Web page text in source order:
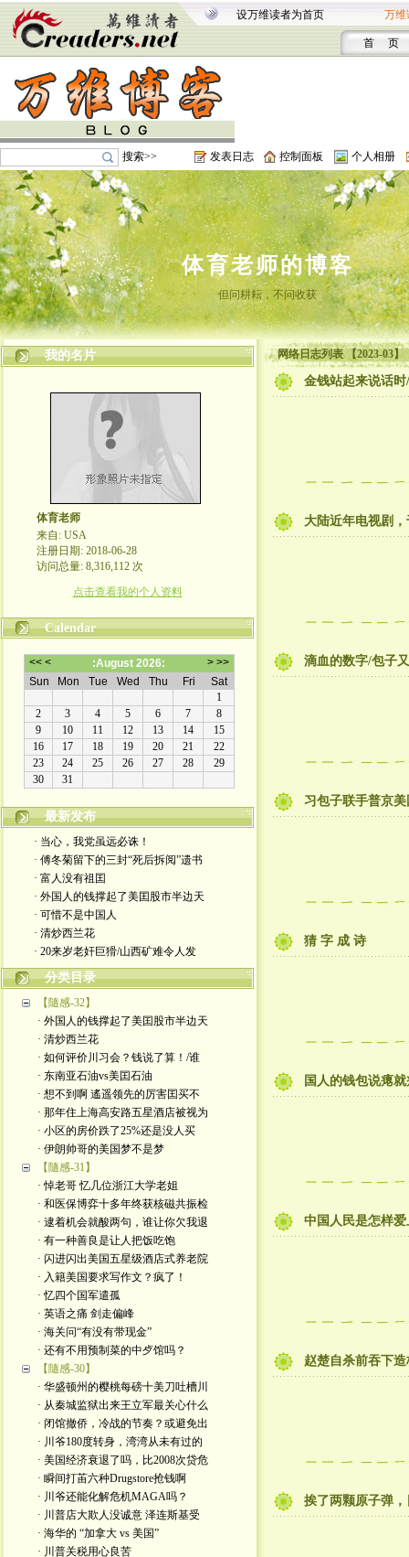
设万维读者为首页 万维
首 页
搜索>> 发表日志 控制面板 个人相册
体育老师的博客
但问耕耘，不问收获
我的名片
体育老师
来自: USA
注册日期: 2018-06-28
访问总量: 8,316,112 次
点击查看我的个人资料
Calendar
最新发布
· 当心，我党虽远必诛！
· 傅冬菊留下的三封“死后拆阅”遗书
· 富人没有祖囯
· 外国人的钱撑起了美囯股市半边天
· 可惜不是中国人
· 清炒西兰花
· 20来岁老奸巨猾/山西矿难令人发
分类目录
【隨感-32】
· 外国人的钱撑起了美囯股市半边天
· 清炒西兰花
· 如何评价川习会？钱说了算！/谁
· 东南亚石油vs美囯石油
· 想不到啊 遙遥领先的厉害囯买不
· 那年住上海高安路五星酒店被视为
· 小区的房价跌了25%还是没人买
· 伊朗帅哥的美国梦不是梦
【隨感-31】
· 悼老哥 忆几位浙江大学老姐
· 和医保博弈十多年终获核磁共振检
· 逮着机会就酸两句，谁让你欠我退
· 有一种善良是让人把饭吃饱
· 闪进闪出美国五星级酒店式养老院
· 入籍美国要求写作文？疯了！
· 忆四个国军遣孤
· 英语之痛 剑走偏峰
· 海关问“有没有带现金”
· 还有不用预制菜的中歺馆吗？
【隨感-30】
· 华盛顿州的樱桃每磅十美刀吐槽川
· 从秦城监狱出来王立军最关心什么
· 闭馆撤侨，冷战的节奏？或避免出
· 川爷180度转身，湾湾从未有过的
· 美国经济衰退了吗，比2008次贷危
· 瞬间打苖六种Drugstore抢钱啊
· 川爷还能化解危机MAGA吗？
· 川普店大欺人没诚意 泽连斯基受
· 海华的 “加拿大 vs 美国”
· 川普关税用心良苦
网络日志列表 【2023-03】
金钱站起来说话
大陆近年电视剧
滴血的数字/包子
习包子联手普京
猜 字 成 诗
国人的钱包说瘪
中国人民是怎样
赵楚自杀前吞下
挨了两颗原子弹